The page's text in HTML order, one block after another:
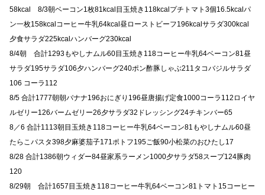
58kcal 8/3朝ベーコン1枚81kcal目玉焼き118kcalプチトマト3個16.5kcalパ
ン一枚158kcalコーヒー牛乳64kcal昼ローストビーフ196kcalサラダ300kcal
夕食サラダ225kcalハンバーグ230kcal
8/4朝 合計1293もやしナムル60目玉焼き118コーヒー牛乳64ベーコン81昼
サラダ195サラダ106夕ハンバーグ240ポン酢豚しゃぶ211タコバジルサラダ
106 コーラ112
8/5 合計1777朝朝バナナ196おにぎり196昼唐揚げ定食1000コーラ112ロイヤ
ルゼリー126バームゼリー26夕サラダ32ドレッシング24チキンバー65
8／6 合計1113朝目玉焼き118コーヒー牛乳64ベーコン81もやしナムル60昼
たらこパスタ398夕麻婆茄子171ポトフ195ご飯90小松菜のおひたし17
8/28 合計1386朝ウィダー84昼家系ラーメン1000夕サラダ58スープ124豚肉
120
8/29朝 合計1657目玉焼き118コーヒー牛乳64ベーコン81トマト15コーヒー